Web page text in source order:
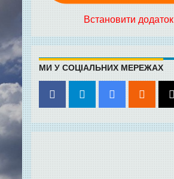
Встановити додаток
МИ У СОЦІАЛЬНИХ МЕРЕЖАХ